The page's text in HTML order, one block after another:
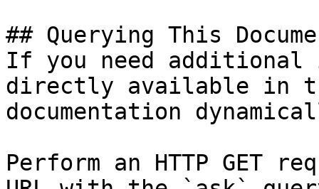
## Querying This
If you need
directly available in
documentation
Perform an HTTP GET